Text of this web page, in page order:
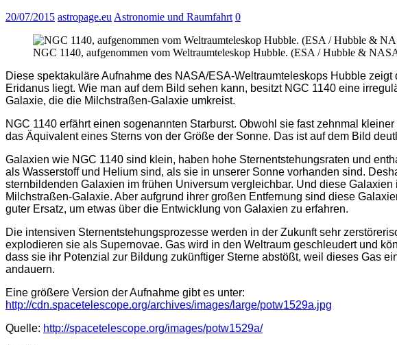
20/07/2015 astropage.eu Astronomie und Raumfahrt 0
NGC 1140, aufgenommen vom Weltraumteleskop Hubble. (ESA / Hubble &
Diese spektakuläre Aufnahme des NASA/ESA-Weltraumteleskops Hubble
Eridanus liegt. Wie man auf dem Bild sehen kann, besitzt NGC 1140 eine
Galaxie, die die Milchstraßen-Galaxie umkreist.
NGC 1140 erfährt einen sogenannten Starburst. Obwohl sie fast zehnmal
das Äquivalent eines Sterns von der Größe der Sonne. Das ist auf dem Bild
Galaxien wie NGC 1140 sind klein, haben hohe Sternentstehungsraten und
als Wasserstoff und Helium sind, als sie in unserer Sonne vorhanden sind.
sternbildenden Galaxien im frühen Universum vergleichbar. Und diese
Milchstraßen-Galaxie. Aber aufgrund ihrer großen Entfernung sind diese
guter Ersatz, um etwas über die Entwicklung von Galaxien zu erfahren.
Die intensiven Sternentstehungsprozesse werden in der Zukunft sehr
explodieren sie als Supernovae. Gas wird in den Weltraum geschleudert und
dass sie ihr Potenzial zur Bildung zukünftiger Sterne abstößt, weil dieses Gas
andauern.
Eine größere Version der Aufnahme gibt es unter:
http://cdn.spacetelescope.org/archives/images/large/potw1529a.jpg
Quelle: http://spacetelescope.org/images/potw1529a/